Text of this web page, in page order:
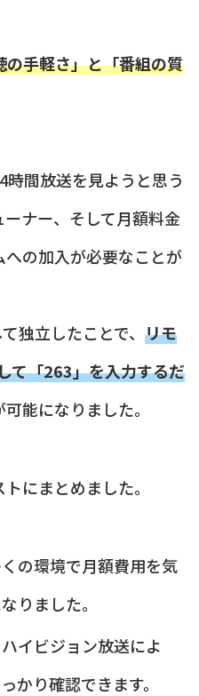
の手軽さ」と「番組の質
時間放送を見ようと思う
ナー、そして月額料金
の加入が必要なことが
独立したことで、 リモ
て「263」を入力するだ
能になりました。
にまとめました。
くの環境で月額費用を気
りました。
イビジョン放送によ
かり確認できます。